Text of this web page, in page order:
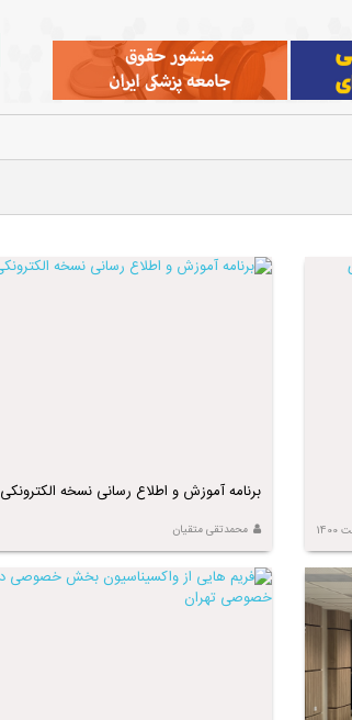
برنامه آموزش و اطلاع رسانی نسخه الکترونکی
محمدتقی متقیان